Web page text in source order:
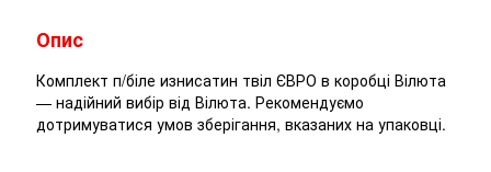
Опис
Комплект п/біле изнисатин твіл ЄВРО в коробці Вілюта
— надійний вибір від Вілюта. Рекомендуємо
дотримуватися умов зберігання, вказаних на упаковці.